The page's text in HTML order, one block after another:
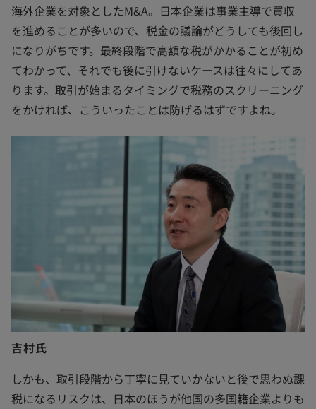
海外企業を対象としたM&A。日本企業は事業主導で買収
を進めることが多いので、税金の議論がどうしても後回し
になりがちです。最終段階で高額な税がかかることが初め
てわかって、それでも後に引けないケースは往々にしてあ
ります。取引が始まるタイミングで税務のスクリーニング
をかければ、こういったことは防げるはずですよね。
吉村氏
しかも、取引段階から丁寧に見ていかないと後で思わぬ課
税になるリスクは、日本のほうが他国の多国籍企業よりも